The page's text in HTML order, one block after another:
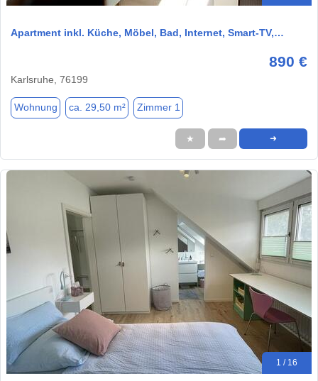
Apartment inkl. Küche, Möbel, Bad, Internet, Smart-TV,…
890 €
Karlsruhe, 76199
Wohnung ca. 29,50 m² Zimmer 1
★ ➦ ➜
1 / 16